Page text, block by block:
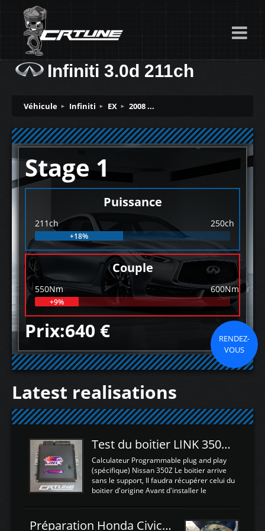
Infiniti 3.0d 211ch
Véhicule Infiniti EX 2008 ...
Stage 1
Puissance
211ch 250ch
+18%
Couple
550Nm 600Nm
+9%
Prix:640 €
RENDEZ-
VOUS
Latest realisations
Test du boitier LINK 350Z Plugin ECU
Calculateur Programmable plug and play
(spécifique) Nissan 350Z Le boitier arrive
sans le support, Il faudra récupérer celui du
boitier d'origine Avant d'installer le
d'envoyer l'information de la large bande
Préparation Honda Civic Type R FK2